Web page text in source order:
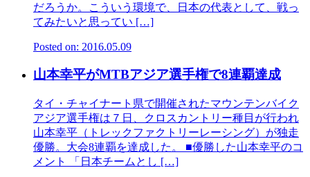
だろうか。こういう環境で、日本の代表として、戦っ
てみたいと思ってい […]
Posted on: 2016.05.09
山本幸平がMTBアジア選手権で8連覇達成
タイ・チャイナート県で開催されたマウンテンバイク
アジア選手権は７日、クロスカントリー種目が行われ
山本幸平（トレックファクトリーレーシング）が独走
優勝。大会8連覇を達成した。 ■優勝した山本幸平のコ
メント 「日本チームとし […]